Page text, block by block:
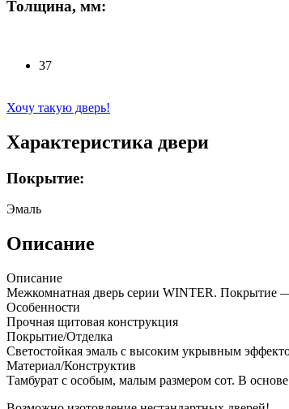
Толщина, мм:
37
Хочу такую дверь!
Характеристика двери
Покрытие:
Эмаль
Описание
Описание
Межкомнатная дверь серии WINTER. Покрытие —
Особенности
Прочная щитовая конструкция
Покрытие/Отделка
Светостойкая эмаль с высоким укрывным
Материал/Конструктив
Тамбурат с особым, малым размером сот. В